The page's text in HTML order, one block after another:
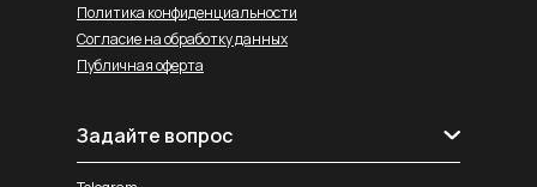
Политика конфиденциальности
Согласие на обработку данных
Публичная оферта
Задайте вопрос